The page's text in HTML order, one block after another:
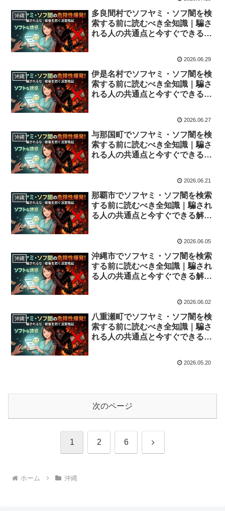
沖縄
多良間村でソフヤミ・ソフ闇を検
索する前に読むべき全知識｜騙さ
れる人の共通点と今すぐできる解
2026.06.29
沖縄
伊是名村でソフヤミ・ソフ闇を検
索する前に読むべき全知識｜騙さ
れる人の共通点と今すぐできる解
2026.06.27
沖縄
与那国町でソフヤミ・ソフ闇を検
索する前に読むべき全知識｜騙さ
れる人の共通点と今すぐできる解
2026.06.21
沖縄
那覇市でソフヤミ・ソフ闇を検索
する前に読むべき全知識｜騙され
る人の共通点と今すぐできる解決
2026.06.05
沖縄
沖縄市でソフヤミ・ソフ闇を検索
する前に読むべき全知識｜騙され
る人の共通点と今すぐできる解決
2026.06.02
沖縄
八重瀬町でソフヤミ・ソフ闇を検
索する前に読むべき全知識｜騙さ
れる人の共通点と今すぐできる解
2026.05.20
次のページ
1 2 6 次
ホーム 沖縄